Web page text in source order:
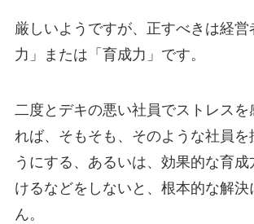
厳しいようですが、正すべきは経営
力」または「育成力」です。
二度とデキの悪い社員でストレスを
れば、そもそも、そのような社員を
うにする、あるいは、効果的な育
けるなどをしないと、根本的な解決
ん。